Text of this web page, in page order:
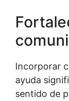
Incorporar
ayuda
sentido de